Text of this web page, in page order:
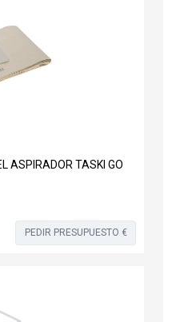
ASPIRADOR TASKI GO
PEDIR PRESUPUESTO €